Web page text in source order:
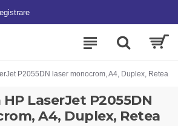
P2055DN laser monocrom, A4, Duplex, Retea
LaserJet P2055DN
A4, Duplex, Retea